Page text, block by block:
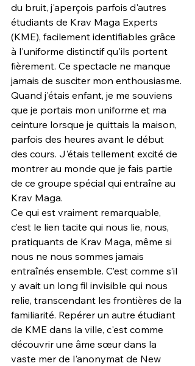
du bruit, j'aperçois parfois d'autres
étudiants de Krav Maga Experts
(KME), facilement identifiables grâce
à l'uniforme distinctif qu'ils portent
fièrement. Ce spectacle ne manque
jamais de susciter mon enthousiasme.
Quand j'étais enfant, je me souviens
que je portais mon uniforme et ma
ceinture lorsque je quittais la maison,
parfois des heures avant le début
des cours. J'étais tellement excité de
montrer au monde que je fais partie
de ce groupe spécial qui entraîne au
Krav Maga.
Ce qui est vraiment remarquable,
c’est le lien tacite qui nous lie, nous,
pratiquants de Krav Maga, même si
nous ne nous sommes jamais
entraînés ensemble. C’est comme s’il
y avait un long fil invisible qui nous
relie, transcendant les frontières de la
familiarité. Repérer un autre étudiant
de KME dans la ville, c'est comme
découvrir une âme sœur dans la
vaste mer de l'anonymat de New